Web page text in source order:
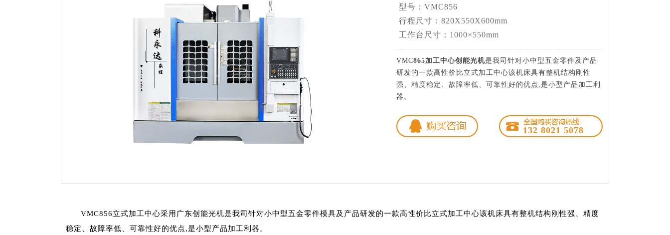
型号：VMC856
行程尺寸：820X550X600mm
工作台尺寸：1000×550mm
VMC865加工中心创能光机是我司针对小中型五金零件及产品
研发的一款高性价比立式加工中心该机床具有整机结构刚性
强、精度稳定、故障率低、可靠性好的优点,是小型产品加工利
器。
132 8021 5078
VMC856立式加工中心采用广东创能光机是我司针对小中型五金零件模具及产品研发的一款高性价比立式加工中心该机床具有整机结构刚性强、精度
稳定、故障率低、可靠性好的优点,是小型产品加工利器。